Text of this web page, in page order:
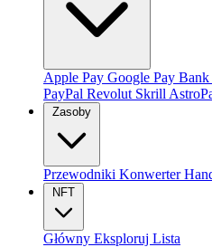
Apple Pay Google Pay Bank
PayPal Revolut Skrill
Zasoby
Przewodniki Konwerter
NFT
Główny Eksploruj Lista